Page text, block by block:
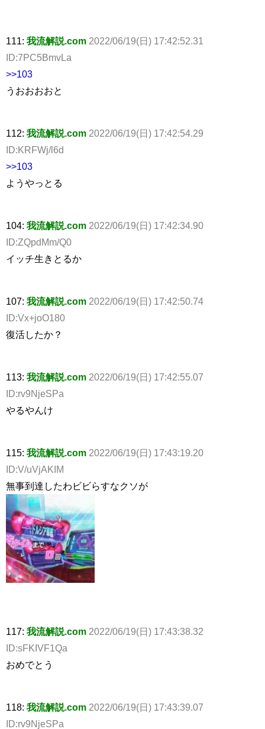
111: 我流解説.com 2022/06/19(日) 17:42:52.31
ID:7PC5BmvLa
>>103
うおおおおと
112: 我流解説.com 2022/06/19(日) 17:42:54.29
ID:KRFWj/l6d
>>103
ようやっとる
104: 我流解説.com 2022/06/19(日) 17:42:34.90
ID:ZQpdMm/Q0
イッチ生きとるか
107: 我流解説.com 2022/06/19(日) 17:42:50.74
ID:Vx+joO180
復活したか？
113: 我流解説.com 2022/06/19(日) 17:42:55.07
ID:rv9NjeSPa
やるやんけ
115: 我流解説.com 2022/06/19(日) 17:43:19.20
ID:V/uVjAKIM
無事到達したわビビらすなクソが
117: 我流解説.com 2022/06/19(日) 17:43:38.32
ID:sFKIVF1Qa
おめでとう
118: 我流解説.com 2022/06/19(日) 17:43:39.07
ID:rv9NjeSPa